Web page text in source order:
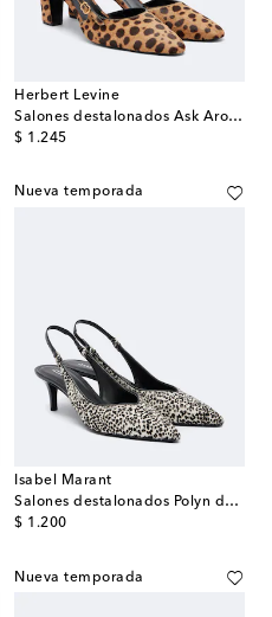
Herbert Levine
Salones destalonados Ask Around de pelo
$ 1.245
original price
Nueva temporada
Isabel Marant
Salones destalonados Polyn de pelo
$ 1.200
original price
Nueva temporada